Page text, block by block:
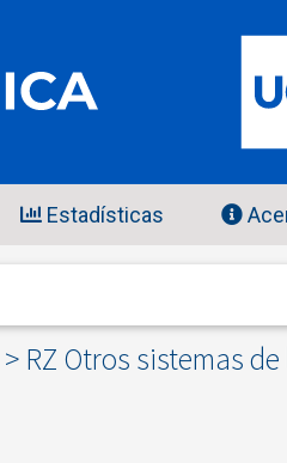
Estadísticas
RZ Otros sistemas